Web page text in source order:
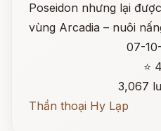
Poseidon nhưng lại
vùng Arcadia – nuôi
07-
⭐
3,067
Thần thoại Hy Lạp